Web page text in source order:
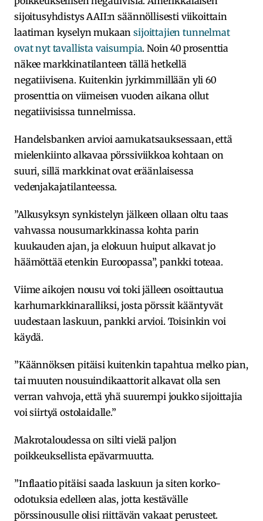
sijoitusyhdistys AAII:n säännöllisesti viikoittain
laatiman kyselyn mukaansijoittajien tunnelmat
ovat nyt tavallista vaisumpia. Noin 40 prosenttia
näkee markkinatilanteen tällä hetkellä
negatiivisena. Kuitenkin jyrkimmillään yli 60
prosenttia on viimeisen vuoden aikana ollut
negatiivisissa tunnelmissa.
Handelsbanken arvioi aamukatsauksessaan, että
mielenkiinto alkavaa pörssiviikkoa kohtaan on
suuri, sillä markkinat ovat eräänlaisessa
vedenjakajatilanteessa.
”Alkusyksyn synkistelyn jälkeen ollaan oltu taas
vahvassa nousumarkkinassa kohta parin
kuukauden ajan, ja elokuun huiput alkavat jo
häämöttää etenkin Euroopassa”, pankki toteaa.
Viime aikojen nousu voi toki jälleen osoittautua
karhumarkkinaralliksi, josta pörssit kääntyvät
uudestaan laskuun, pankki arvioi. Toisinkin voi
käydä.
”Käännöksen pitäisi kuitenkin tapahtua melko pian,
tai muuten nousuindikaattorit alkavat olla sen
verran vahvoja, että yhä suurempi joukko sijoittajia
voi siirtyä ostolaidalle.”
Makrotaloudessa on silti vielä paljon
poikkeuksellista epävarmuutta.
”Inflaatio pitäisi saada laskuun ja siten korko-
odotuksia edelleen alas, jotta kestävälle
pörssinousulle olisi riittävän vakaat perusteet.